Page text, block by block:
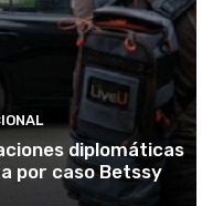
diplomáticas
por caso Betssy